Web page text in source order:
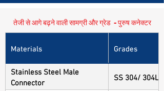
तेजी से आगे बढ़ने वाली सामग्री और ग्रेड - पुरुष कनेक्टर
Materials Grades
Stainless Steel Male
Connector
SS 304/ 304L